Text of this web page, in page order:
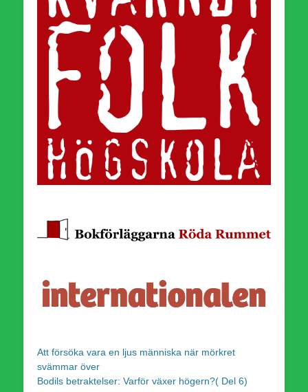
Att försöka vara en ljus människa när mörkret
svämmar över
Bodils betraktelser: Varför växer högern?( Del 6)